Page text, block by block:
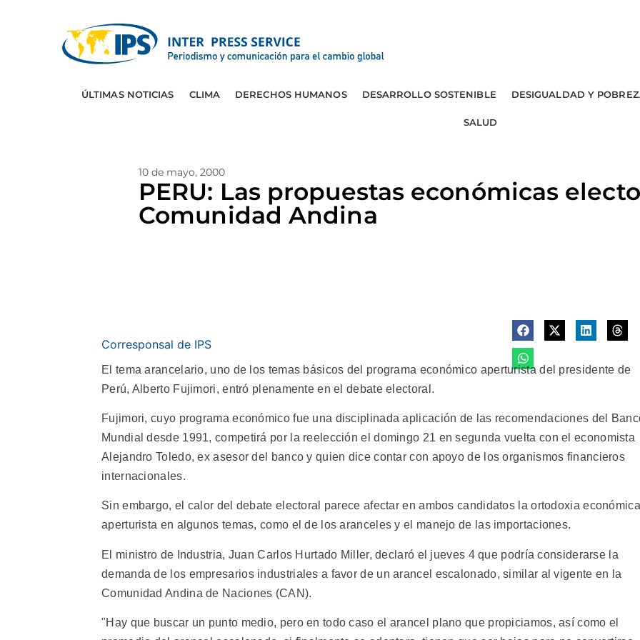
ÚLTIMAS NOTICIAS CLIMA DERECHOS HUMANOS DESARROLLO SOSTENIBLE DESIGUALDAD Y
SALUD
10 de mayo, 2000
PERU: Las propuestas económicas
Comunidad Andina
Corresponsal de IPS
El tema arancelario, uno de los temas básicos del programa económico aperturista del presidente de
Perú, Alberto Fujimori, entró plenamente en el debate electoral.
Fujimori, cuyo programa económico fue una disciplinada aplicación de las recomendaciones del
Mundial desde 1991, competirá por la reelección el domingo 21 en segunda vuelta con el economista
Alejandro Toledo, ex asesor del banco y quien dice contar con apoyo de los organismos financieros
internacionales.
Sin embargo, el calor del debate electoral parece afectar en ambos candidatos la ortodoxia económica
aperturista en algunos temas, como el de los aranceles y el manejo de las importaciones.
El ministro de Industria, Juan Carlos Hurtado Miller, declaró el jueves 4 que podría considerarse la
demanda de los empresarios industriales a favor de un arancel escalonado, similar al vigente en la
Comunidad Andina de Naciones (CAN).
"Hay que buscar un punto medio, pero en todo caso el arancel plano que propiciamos, así como el